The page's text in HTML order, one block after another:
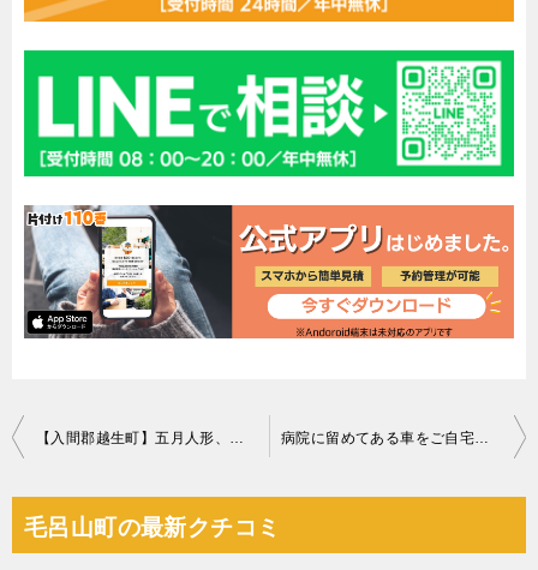
投
ナ
ビ
【入間郡越生町】五月人形、椅子、雛人形、パソコン等の回収・処分 病院に留めてある車をご自宅まで運転して移動する作業ご依頼
毛呂山町の最新クチコミ